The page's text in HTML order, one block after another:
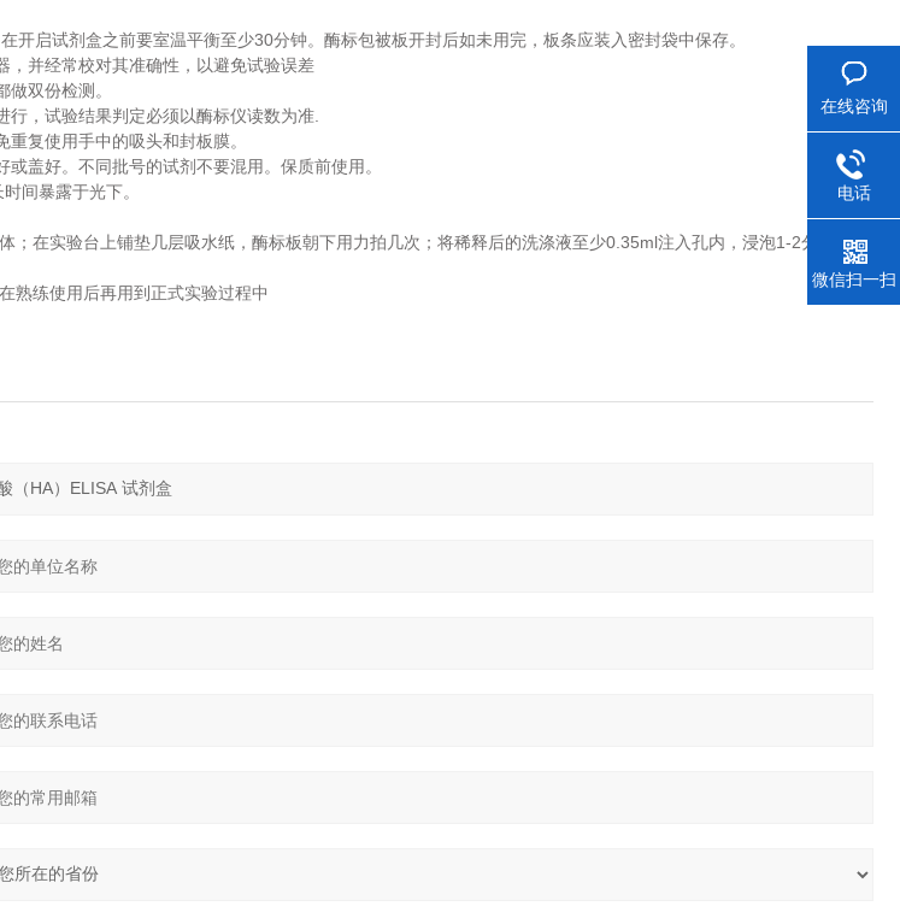
开启试剂盒之前要室温平衡至少30分钟。酶标包被板开封后如未用完，板条应装入密封袋中保存。
，并经常校对其准确性，以避免试验误差
做双份检测。
行，试验结果判定必须以酶标仪读数为准
重复使用手中的吸头和封板膜。
或盖好。不同批号的试剂不要混用。保质前使用。
间暴露于光下。
；在实验台上铺垫几层吸水纸，酶标板朝下用力拍几次；将稀释后的洗涤液至少0.35ml注入孔内，浸泡1-2分钟。根
熟练使用后再用到正式实验过程中
在线咨询
电话
微信扫一扫